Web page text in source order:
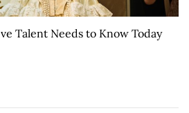
Talent Needs to Know Today